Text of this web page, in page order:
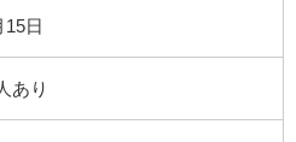
15日
あり